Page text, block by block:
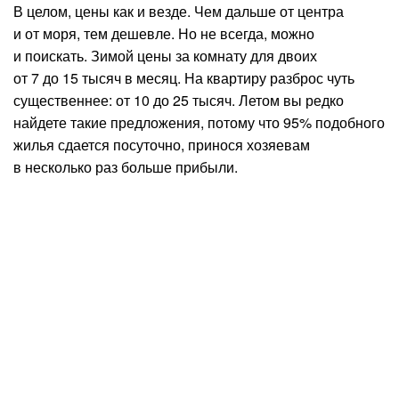
В целом, цены как и везде. Чем дальше от центра
и от моря, тем дешевле. Но не всегда, можно
и поискать. Зимой цены за комнату для двоих
от 7 до 15 тысяч в месяц. На квартиру разброс чуть
существеннее: от 10 до 25 тысяч. Летом вы редко
найдете такие предложения, потому что 95% подобного
жилья сдается посуточно, принося хозяевам
в несколько раз больше прибыли.